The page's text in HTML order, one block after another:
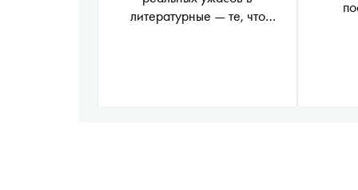
литературные — те, что